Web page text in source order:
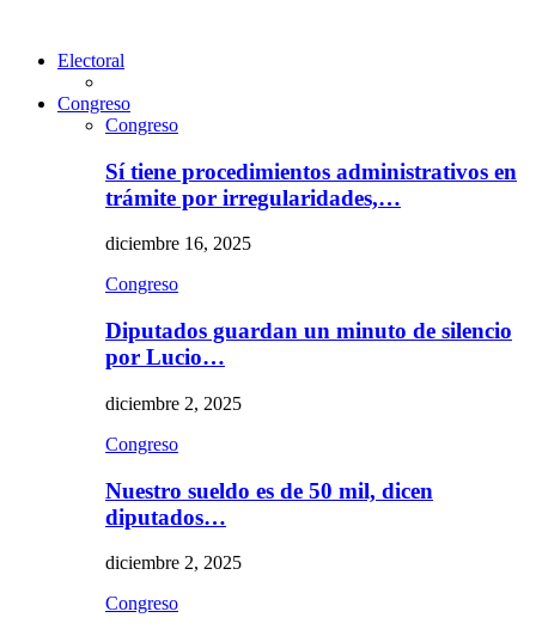
Electoral
Congreso
Congreso
Sí tiene procedimientos administrativos en
trámite por irregularidades,…
diciembre 16, 2025
Congreso
Diputados guardan un minuto de silencio
por Lucio…
diciembre 2, 2025
Congreso
Nuestro sueldo es de 50 mil, dicen
diputados…
diciembre 2, 2025
Congreso